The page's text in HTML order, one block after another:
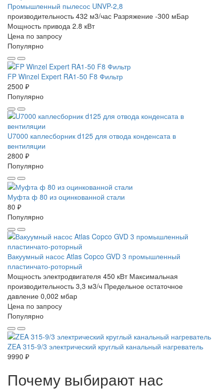
Промышленный пылесос UNVP-2,8
производительность 432 м3/час Разряжение -300 мБар
Мощность привода 2.8 кВт
Цена по запросу
Популярно
FP Winzel Expert RA1-50 F8 Фильтр
2500 ₽
Популярно
U7000 каплесборник d125 для отвода конденсата в
вентиляции
2800 ₽
Популярно
Муфта ф 80 из оцинкованной стали
80 ₽
Популярно
Вакуумный насос Atlas Copco GVD 3 промышленный
пластинчато-роторный
Мощность электродвигателя 450 кВт Максимальная
производительность 3,3 м3/ч Предельное остаточное
давление 0,002 мбар
Цена по запросу
Популярно
ZEA 315-9/3 электрический круглый канальный нагреватель
9990 ₽
Почему выбирают нас